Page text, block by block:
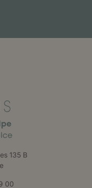
135 B
00